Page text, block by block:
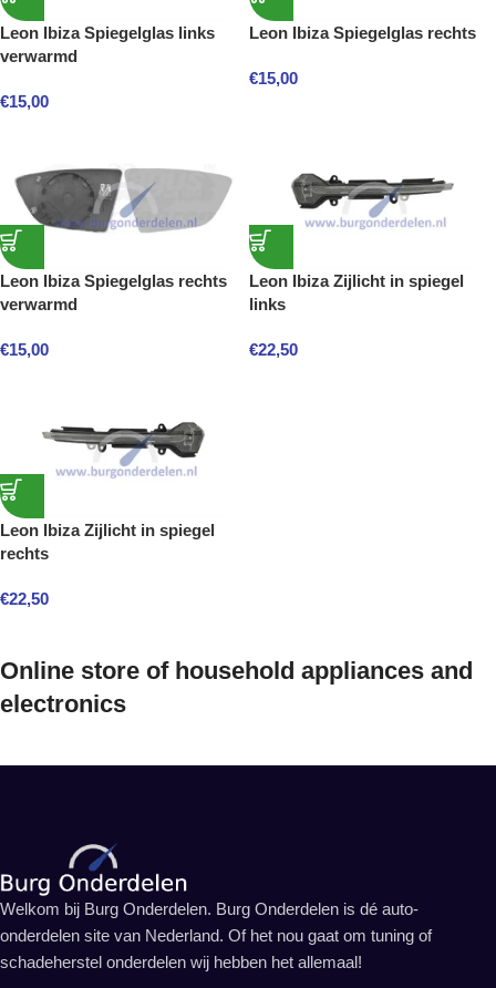
Leon Ibiza Spiegelglas links
verwarmd
€15,00
Leon Ibiza Spiegelglas rechts
€15,00
Leon Ibiza Spiegelglas rechts
verwarmd
€15,00
Leon Ibiza Zijlicht in spiegel
links
€22,50
Leon Ibiza Zijlicht in spiegel
rechts
€22,50
Online store of household appliances and
electronics
Welkom bij Burg Onderdelen. Burg Onderdelen is dé auto-
onderdelen site van Nederland. Of het nou gaat om tuning of
schadeherstel onderdelen wij hebben het allemaal!